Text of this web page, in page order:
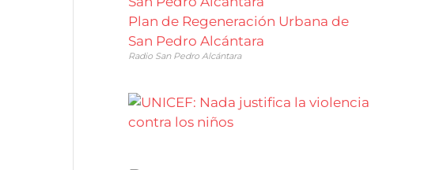
Plan de Regeneración Urbana de
San Pedro Alcántara
Radio San Pedro Alcántara